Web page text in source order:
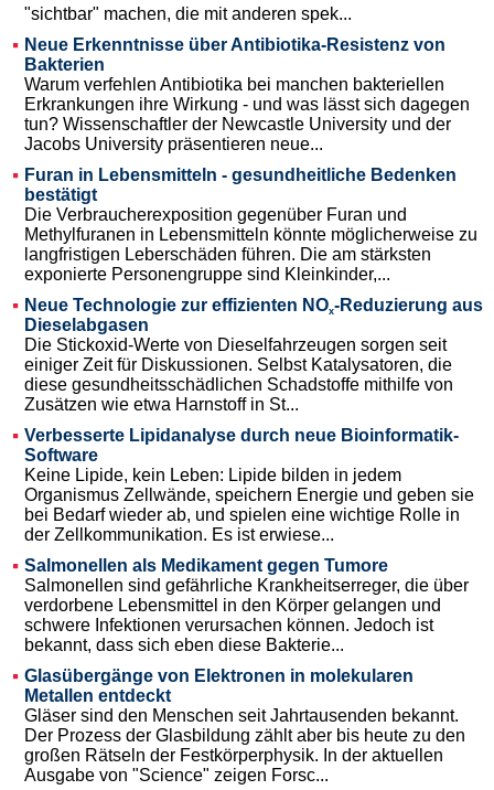
"sichtbar" machen, die mit anderen spek...
Neue Erkenntnisse über Antibiotika-Resistenz von
Bakterien
Warum verfehlen Antibiotika bei manchen bakteriellen
Erkrankungen ihre Wirkung - und was lässt sich dagegen
tun? Wissenschaftler der Newcastle University und der
Jacobs University präsentieren neue...
Furan in Lebensmitteln - gesundheitliche Bedenken
bestätigt
Die Verbraucherexposition gegenüber Furan und
Methylfuranen in Lebensmitteln könnte möglicherweise zu
langfristigen Leberschäden führen. Die am stärksten
exponierte Personengruppe sind Kleinkinder,...
Neue Technologie zur effizienten NOx-Reduzierung aus
Dieselabgasen
Die Stickoxid-Werte von Dieselfahrzeugen sorgen seit
einiger Zeit für Diskussionen. Selbst Katalysatoren, die
diese gesundheitsschädlichen Schadstoffe mithilfe von
Zusätzen wie etwa Harnstoff in St...
Verbesserte Lipidanalyse durch neue Bioinformatik-
Software
Keine Lipide, kein Leben: Lipide bilden in jedem
Organismus Zellwände, speichern Energie und geben sie
bei Bedarf wieder ab, und spielen eine wichtige Rolle in
der Zellkommunikation. Es ist erwiese...
Salmonellen als Medikament gegen Tumore
Salmonellen sind gefährliche Krankheitserreger, die über
verdorbene Lebensmittel in den Körper gelangen und
schwere Infektionen verursachen können. Jedoch ist
bekannt, dass sich eben diese Bakterie...
Glasübergänge von Elektronen in molekularen
Metallen entdeckt
Gläser sind den Menschen seit Jahrtausenden bekannt.
Der Prozess der Glasbildung zählt aber bis heute zu den
großen Rätseln der Festkörperphysik. In der aktuellen
Ausgabe von "Science" zeigen Forsc...